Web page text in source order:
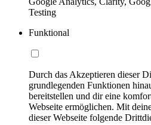
Testing
Funktional
Durch das Akzeptieren dieser
grundlegenden Funktionen
bereitstellen und dir eine
Webseite ermöglichen. Mit
dieser Webseite folgende